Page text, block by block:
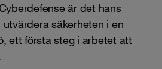
är det hans
säkerheten i en
, ett första steg i arbetet att